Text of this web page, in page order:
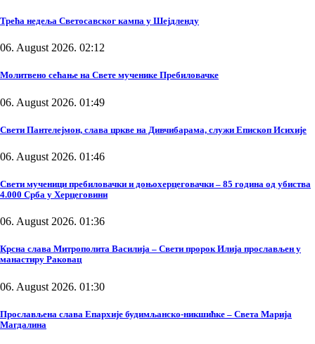
Трећа недеља Светосавског кампа у Шејдленду
06. August 2026. 02:12
Молитвено сећање на Свете мученике Пребиловачке
06. August 2026. 01:49
Свети Пантелејмон, слава цркве на Дивчибарама, служи Епископ Исихије
06. August 2026. 01:46
Свети мученици пребиловачки и доњохерцеговачки – 85 година од убиства
4.000 Срба у Херцеговини
06. August 2026. 01:36
Крсна слава Митрополита Василија – Свети пророк Илија прослављен у
манастиру Раковац
06. August 2026. 01:30
Прослављена слава Епархије будимљанско-никшићке – Света Марија
Магдалина